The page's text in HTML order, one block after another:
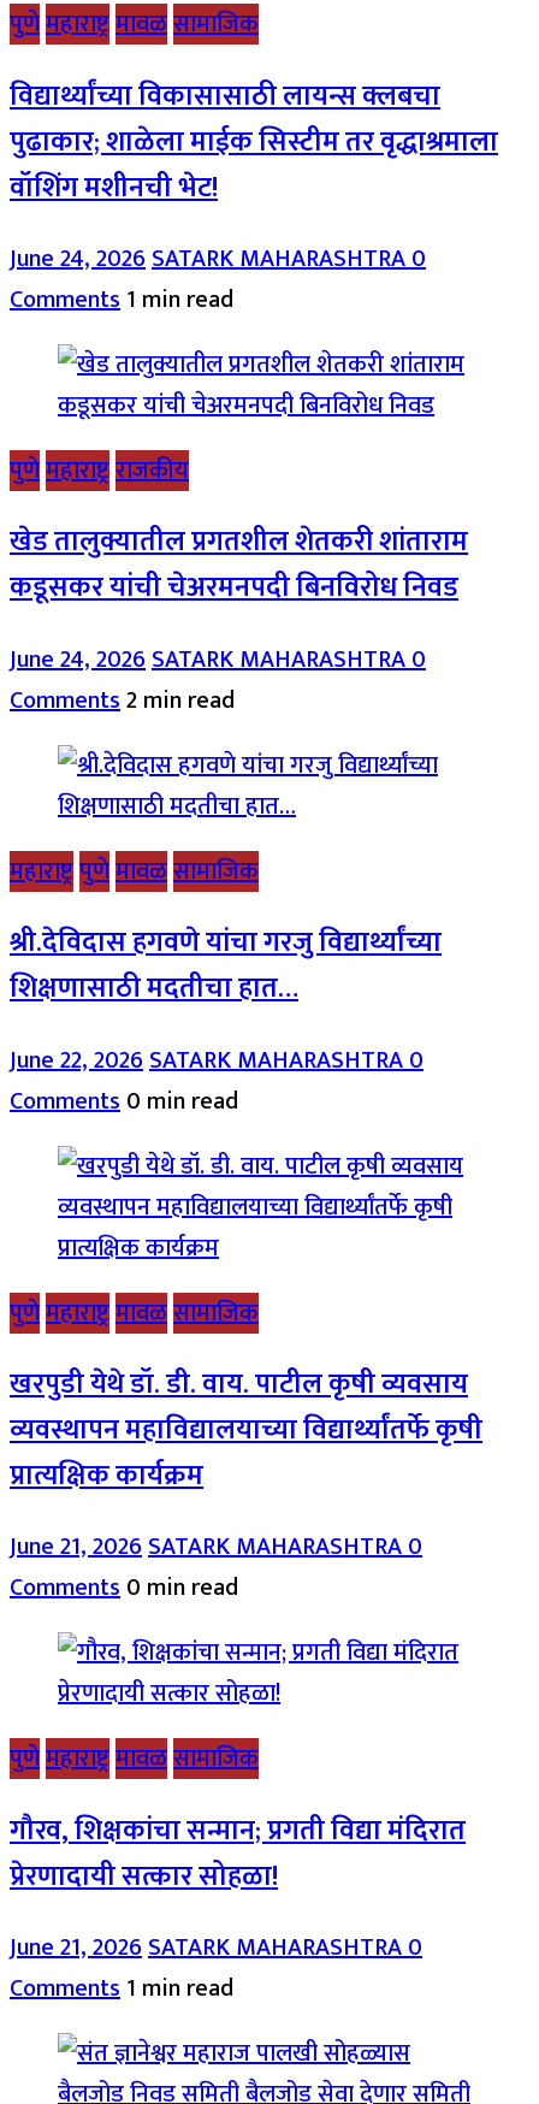
पुणेमहाराष्ट्रमावळसामाजिक
विद्यार्थ्यांच्या विकासासाठी लायन्स क्लबचा
पुढाकार; शाळेला माईक सिस्टीम तर वृद्धाश्रमाला
वॉशिंग मशीनची भेट!
June 24, 2026SATARK MAHARASHTRA0
Comments1 min read
पुणेमहाराष्ट्रराजकीय
खेड तालुक्यातील प्रगतशील शेतकरी शांताराम
कडूसकर यांची चेअरमनपदी बिनविरोध निवड
June 24, 2026SATARK MAHARASHTRA0
Comments2 min read
महाराष्ट्रपुणेमावळसामाजिक
श्री.देविदास हगवणे यांचा गरजु विद्यार्थ्यांच्या
शिक्षणासाठी मदतीचा हात…
June 22, 2026SATARK MAHARASHTRA0
Comments0 min read
पुणेमहाराष्ट्रमावळसामाजिक
खरपुडी येथे डॉ. डी. वाय. पाटील कृषी व्यवसाय
व्यवस्थापन महाविद्यालयाच्या विद्यार्थ्यांतर्फे कृषी
प्रात्यक्षिक कार्यक्रम
June 21, 2026SATARK MAHARASHTRA0
Comments0 min read
पुणेमहाराष्ट्रमावळसामाजिक
गौरव, शिक्षकांचा सन्मान; प्रगती विद्या मंदिरात
प्रेरणादायी सत्कार सोहळा!
June 21, 2026SATARK MAHARASHTRA0
Comments1 min read